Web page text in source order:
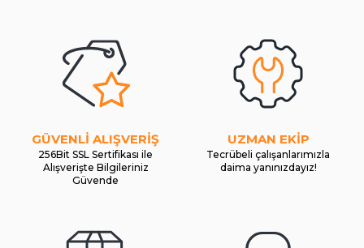
GÜVENLİ ALIŞVERİŞ
256Bit SSL Sertifikası ile
Alışverişte Bilgileriniz
Güvende
UZMAN EKİP
Tecrübeli çalışanlarımızla
daima yanınızdayız!